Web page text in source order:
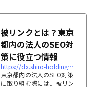
被リンクとは？東京
都内の法人のSEO対
策に役立つ情報
https://dx.shiro-holdings.co.jp/p1593
東京都内の法人のSEO対策
に取り組む際には、被リン